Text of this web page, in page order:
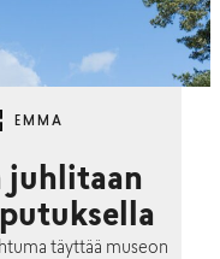
EMMA
juhlitaan
täyttää museon